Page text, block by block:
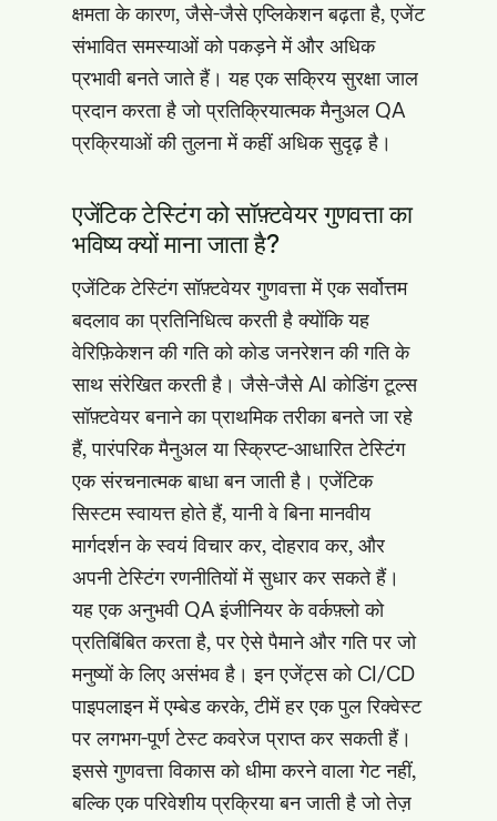
क्षमता के कारण, जैसे-जैसे एप्लिकेशन बढ़ता है, एजेंट
संभावित समस्याओं को पकड़ने में और अधिक
प्रभावी बनते जाते हैं। यह एक सक्रिय सुरक्षा जाल
प्रदान करता है जो प्रतिक्रियात्मक मैनुअल QA
प्रक्रियाओं की तुलना में कहीं अधिक सुदृढ़ है।
एजेंटिक टेस्टिंग को सॉफ़्टवेयर गुणवत्ता का
भविष्य क्यों माना जाता है?
एजेंटिक टेस्टिंग सॉफ़्टवेयर गुणवत्ता में एक सर्वोत्तम
बदलाव का प्रतिनिधित्व करती है क्योंकि यह
वेरिफ़िकेशन की गति को कोड जनरेशन की गति के
साथ संरेखित करती है। जैसे-जैसे AI कोडिंग टूल्स
सॉफ़्टवेयर बनाने का प्राथमिक तरीका बनते जा रहे
हैं, पारंपरिक मैनुअल या स्क्रिप्ट-आधारित टेस्टिंग
एक संरचनात्मक बाधा बन जाती है। एजेंटिक
सिस्टम स्वायत्त होते हैं, यानी वे बिना मानवीय
मार्गदर्शन के स्वयं विचार कर, दोहराव कर, और
अपनी टेस्टिंग रणनीतियों में सुधार कर सकते हैं।
यह एक अनुभवी QA इंजीनियर के वर्कफ़्लो को
प्रतिबिंबित करता है, पर ऐसे पैमाने और गति पर जो
मनुष्यों के लिए असंभव है। इन एजेंट्स को CI/CD
पाइपलाइन में एम्बेड करके, टीमें हर एक पुल रिक्वेस्ट
पर लगभग-पूर्ण टेस्ट कवरेज प्राप्त कर सकती हैं।
इससे गुणवत्ता विकास को धीमा करने वाला गेट नहीं,
बल्कि एक परिवेशीय प्रक्रिया बन जाती है जो तेज़